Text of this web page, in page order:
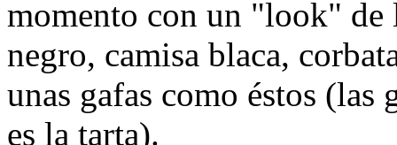
momento con un "look" de
negro, camisa blaca,
unas gafas como éstos (las
es la tarta).